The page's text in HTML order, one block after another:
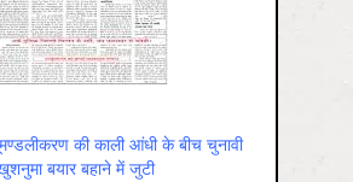
की काली आंधी के बीच चुनावी
बयार बहाने में जुटी